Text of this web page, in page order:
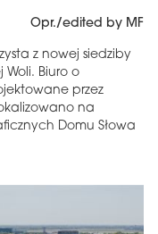
Opr./edited by MF
z nowej siedziby
Woli. Biuro o
przez
na
Domu Słowa